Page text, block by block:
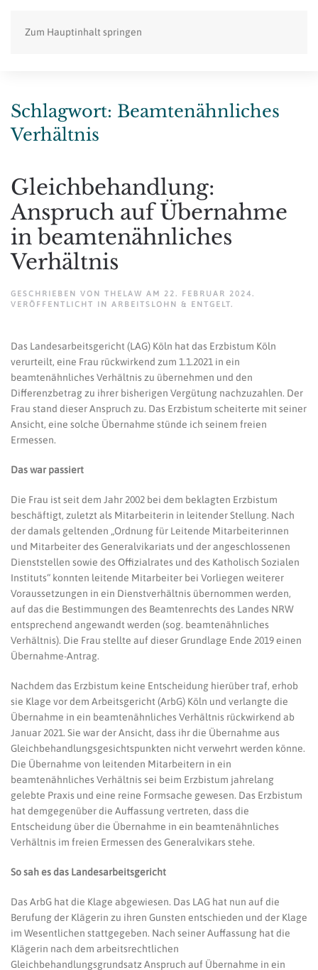
Zum Hauptinhalt springen
Schlagwort: Beamtenähnliches
Verhältnis
Gleichbehandlung:
Anspruch auf Übernahme
in beamtenähnliches
Verhältnis
GESCHRIEBEN VON THELAW AM 22. FEBRUAR 2024 .
VERÖFFENTLICHT IN ARBEITSLOHN & ENTGELT.
Das Landesarbeitsgericht (LAG) Köln hat das Erzbistum Köln
verurteilt, eine Frau rückwirkend zum 1.1.2021 in ein
beamtenähnliches Verhältnis zu übernehmen und den
Differenzbetrag zu ihrer bisherigen Vergütung nachzuzahlen. Der
Frau stand dieser Anspruch zu. Das Erzbistum scheiterte mit seiner
Ansicht, eine solche Übernahme stünde ich seinem freien
Ermessen.
Das war passiert
Die Frau ist seit dem Jahr 2002 bei dem beklagten Erzbistum
beschäftigt, zuletzt als Mitarbeiterin in leitender Stellung. Nach
der damals geltenden „Ordnung für Leitende Mitarbeiterinnen
und Mitarbeiter des Generalvikariats und der angeschlossenen
Dienststellen sowie des Offizialrates und des Katholisch Sozialen
Instituts“ konnten leitende Mitarbeiter bei Vorliegen weiterer
Voraussetzungen in ein Dienstverhältnis übernommen werden,
auf das die Bestimmungen des Beamtenrechts des Landes NRW
entsprechend angewandt werden (sog. beamtenähnliches
Verhältnis). Die Frau stellte auf dieser Grundlage Ende 2019 einen
Übernahme-Antrag.
Nachdem das Erzbistum keine Entscheidung hierüber traf, erhob
sie Klage vor dem Arbeitsgericht (ArbG) Köln und verlangte die
Übernahme in ein beamtenähnliches Verhältnis rückwirkend ab
Januar 2021. Sie war der Ansicht, dass ihr die Übernahme aus
Gleichbehandlungsgesichtspunkten nicht verwehrt werden könne.
Die Übernahme von leitenden Mitarbeitern in ein
beamtenähnliches Verhältnis sei beim Erzbistum jahrelang
gelebte Praxis und eine reine Formsache gewesen. Das Erzbistum
hat demgegenüber die Auffassung vertreten, dass die
Entscheidung über die Übernahme in ein beamtenähnliches
Verhältnis im freien Ermessen des Generalvikars stehe.
So sah es das Landesarbeitsgericht
Das ArbG hat die Klage abgewiesen. Das LAG hat nun auf die
Berufung der Klägerin zu ihren Gunsten entschieden und der Klage
im Wesentlichen stattgegeben. Nach seiner Auffassung hat die
Klägerin nach dem arbeitsrechtlichen
Gleichbehandlungsgrundsatz Anspruch auf Übernahme in ein